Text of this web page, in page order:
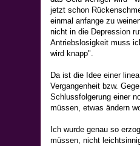
jetzt schon
einmal anfange zu
nicht in die Depression
Antriebslosigkeit muss
wird knapp".
Da ist die Idee einer
Vergangenheit bzw.
Schlussfolgerung einer
müssen, etwas ändern
Ich wurde genau so
müssen, nicht